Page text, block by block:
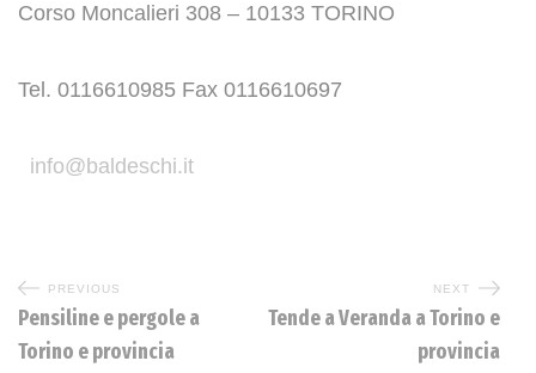
Corso Moncalieri 308 – 10133 TORINO
Tel. 0116610985 Fax 0116610697
info@baldeschi.it
PREVIOUS
Pensiline e pergole a
Torino e provincia
NEXT
Tende a Veranda a Torino e
provincia